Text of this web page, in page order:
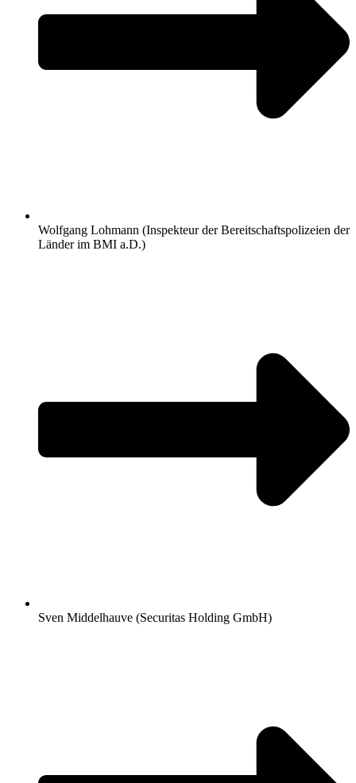
Wolfgang Lohmann (Inspekteur der Bereitschaftspolizeien der
Länder im BMI a.D.)
Sven Middelhauve (Securitas Holding GmbH)